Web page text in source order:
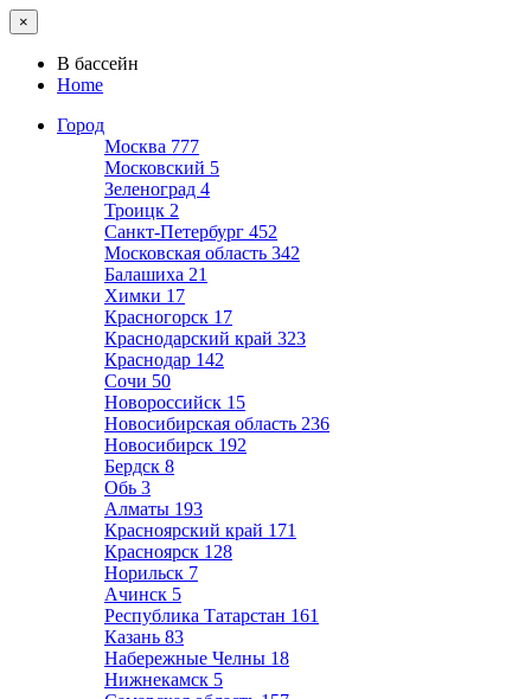
×
В бассейн
Home
Город
Москва 777
Московский 5
Зеленоград 4
Троицк 2
Санкт-Петербург 452
Московская область 342
Балашиха 21
Химки 17
Красногорск 17
Краснодарский край 323
Краснодар 142
Сочи 50
Новороссийск 15
Новосибирская область 236
Новосибирск 192
Бердск 8
Обь 3
Алматы 193
Красноярский край 171
Красноярск 128
Норильск 7
Ачинск 5
Республика Татарстан 161
Казань 83
Набережные Челны 18
Нижнекамск 5